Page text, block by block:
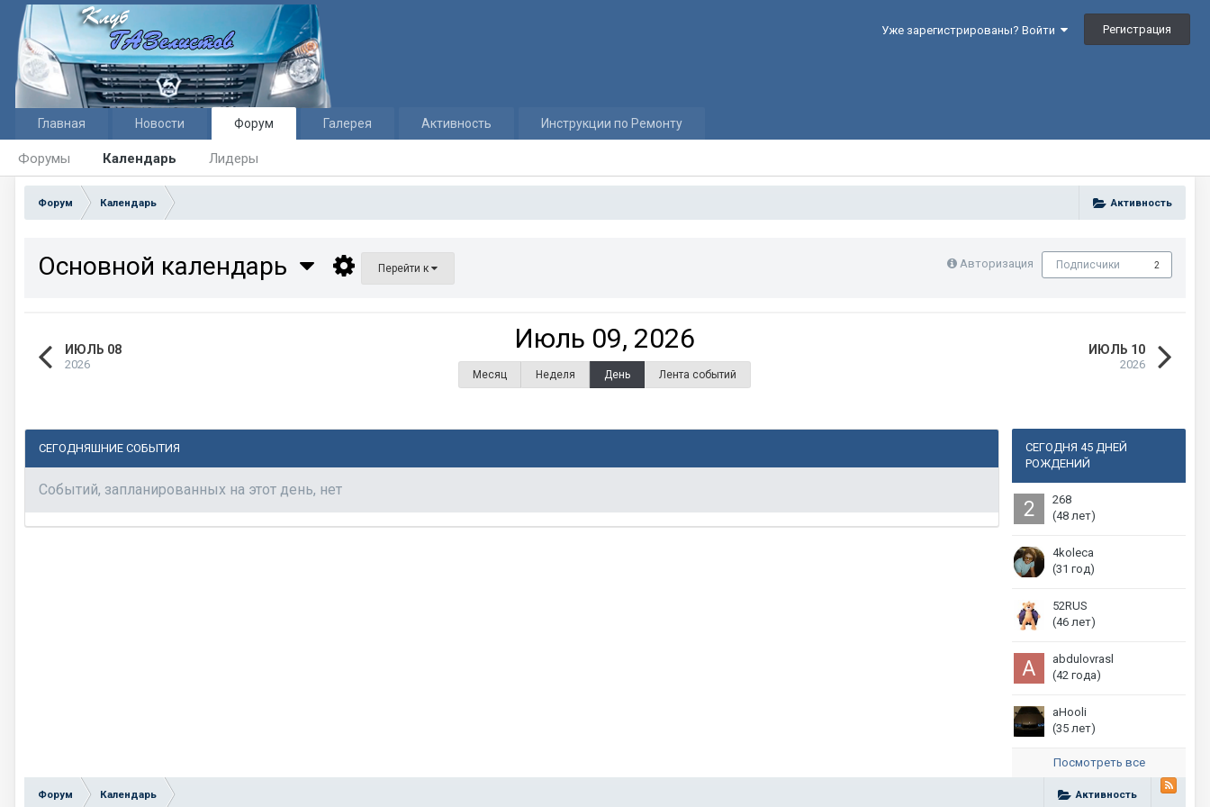
Уже зарегистрированы? Войти Регистрация
Главная Новости Форум
Форумы Календарь Лидеры
Галерея Активность Инструкции по Ремонту
Активность
Форум Календарь
Авторизация Подписчики 2
Основной календарь Перейти к
ИЮЛЬ 08
2026
Июль 09, 2026
Месяц Неделя День Лента событий
ИЮЛЬ 10
2026
СЕГОДНЯШНИЕ СОБЫТИЯ
Событий, запланированных на этот день, нет
СЕГОДНЯ 45 ДНЕЙ
РОЖДЕНИЙ
268
(48 лет)
4koleca
(31 год)
52RUS
(46 лет)
abdulovrasl
(42 года)
aHooli
(35 лет)
Посмотреть все
Активность
Форум Календарь